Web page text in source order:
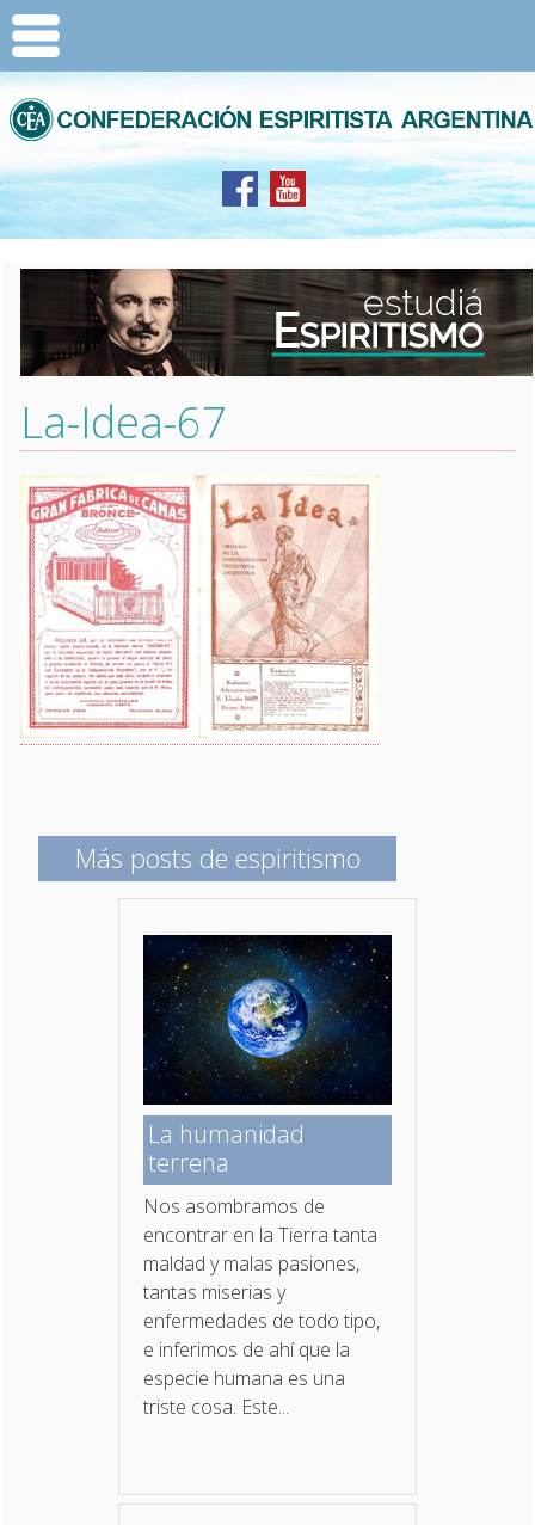
La-Idea-67
Más posts de espiritismo
La humanidad
terrena
Nos asombramos de
encontrar en la Tierra tanta
maldad y malas pasiones,
tantas miserias y
enfermedades de todo tipo,
e inferimos de ahí que la
especie humana es una
triste cosa. Este...